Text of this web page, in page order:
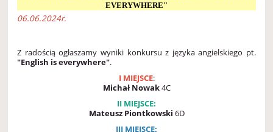
EVERYWHERE"
06.06.2024r.
Z radością ogłaszamy wyniki konkursuz języka angielskiego pt.
"English is everywhere".
I MIEJSCE:
Michał Nowak4C
II MIEJSCE:
Mateusz Piontkowski 6D
III MIEJSCE: